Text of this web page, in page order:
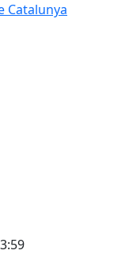
Catalunya